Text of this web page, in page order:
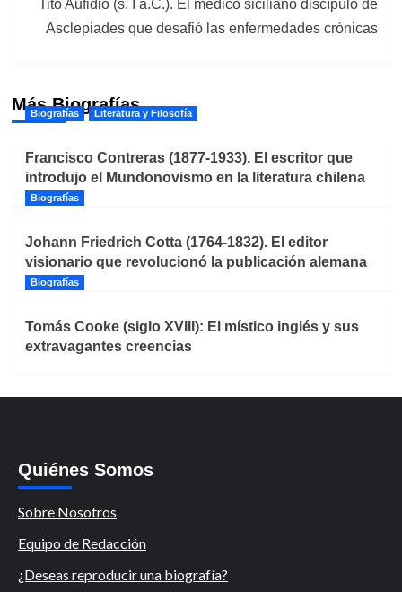
Tito Aufidio (s. I a.C.). El médico siciliano discípulo de
Asclepiades que desafió las enfermedades crónicas
Más Biografías
Biografías Literatura y Filosofía
Francisco Contreras (1877-1933). El escritor que
introdujo el Mundonovismo en la literatura chilena
Biografías
Johann Friedrich Cotta (1764-1832). El editor
visionario que revolucionó la publicación alemana
Biografías
Tomás Cooke (siglo XVIII): El místico inglés y sus
extravagantes creencias
Quiénes Somos
Sobre Nosotros
Equipo de Redacción
¿Deseas reproducir una biografía?